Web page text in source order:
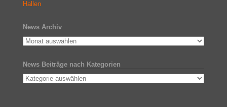
Hallen
News Archiv
News Beiträge nach Kategorien